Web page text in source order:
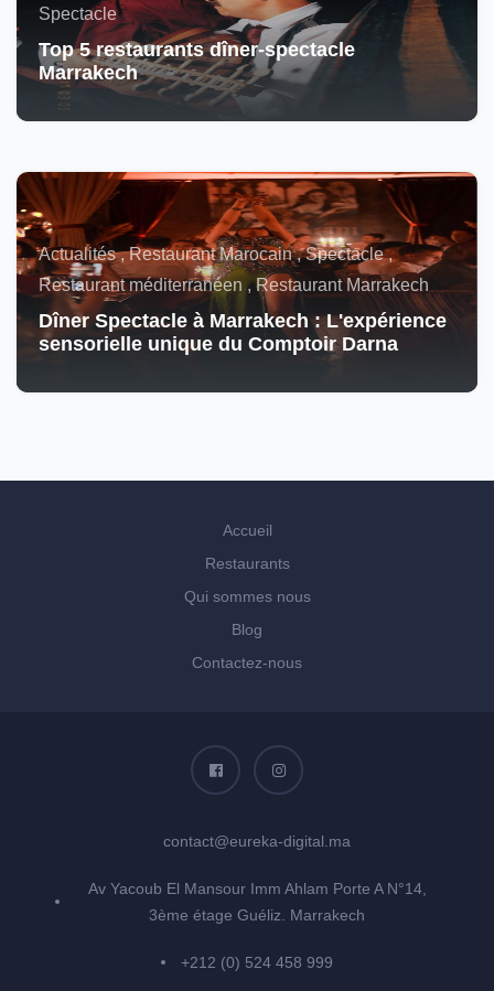
Spectacle
Top 5 restaurants dîner-spectacle
Marrakech
Actualités , Restaurant Marocain , Spectacle ,
Restaurant méditerranéen , Restaurant Marrakech
Dîner Spectacle à Marrakech : L'expérience
sensorielle unique du Comptoir Darna
Accueil
Restaurants
Qui sommes nous
Blog
Contactez-nous
contact@eureka-digital.ma
Av Yacoub El Mansour Imm Ahlam Porte A N°14,
3ème étage Guéliz. Marrakech
+212 (0) 524 458 999